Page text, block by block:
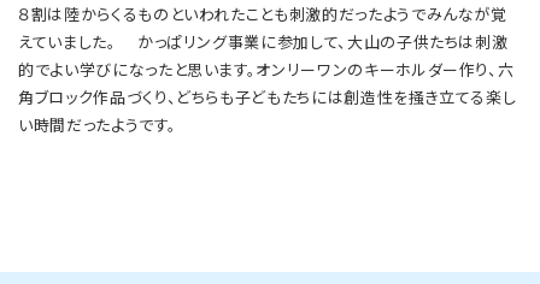
８割は陸からくるものといわれたことも刺激的だったようでみんなが覚
えていました。 かっぱリング事業に参加して、大山の子供たちは刺激
的でよい学びになったと思います。オンリーワンのキーホルダー作り、六
角ブロック作品づくり、どちらも子どもたちには創造性を掻き立てる楽し
い時間だったようです。